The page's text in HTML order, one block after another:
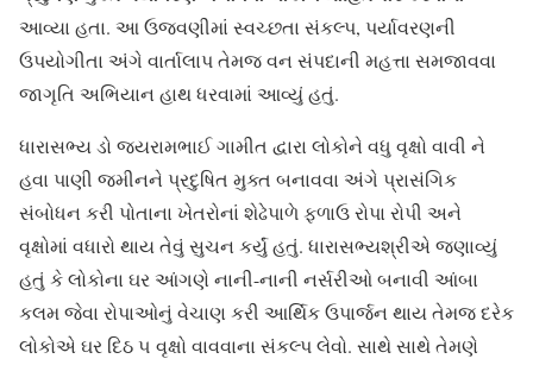
આવ્યા હતા. આ ઉજવણીમાં સ્વચ્છતા સંકલ્પ, પર્યાવરણની
ઉપયોગીતા અંગે વાર્તાલાપ તેમજ વન સંપદાની મહત્તા સમજાવવા
જાગૃતિ અભિયાન હાથ ધરવામાં આવ્યું હતું.
ધારાસભ્ય ડો જયરામભાઈ ગામીત દ્વારા લોકોને વધુ વૃક્ષો વાવી ને
હવા પાણી જમીનને પ્રદુષિત મુક્ત બનાવવા અંગે પ્રાસંગિક
સંબોધન કરી પોતાના ખેતરોનાં શેઢેપાળે ફળાઉ રોપા રોપી અને
વૃક્ષોમાં વધારો થાય તેવું સુચન કર્યું હતું. ધારાસભ્યશ્રીએ જણાવ્યું
હતું કે લોકોના ઘર આંગણે નાની-નાની નર્સરીઓ બનાવી આંબા
કલમ જેવા રોપાઓનું વેચાણ કરી આર્થિક ઉપાર્જન થાય તેમજ દરેક
લોકોએ ઘર દિઠ ૫ વૃક્ષો વાવવાના સંકલ્પ લેવો. સાથે સાથે તેમણે